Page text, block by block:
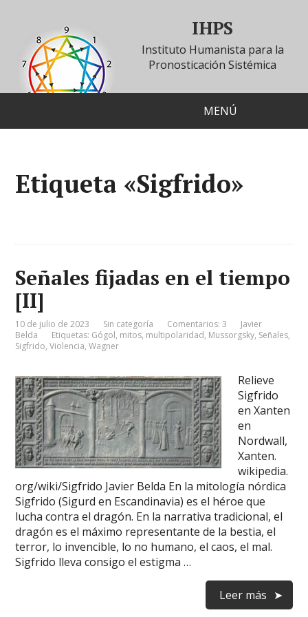
IHPS
Instituto Humanista para la
Pronosticación Sistémica
MENÚ
Etiqueta «Sigfrido»
Señales fijadas en el tiempo
[II]
10 de julio de 2023 Sin categoría Comentarios: 3
Javier
Belda
Etiquetas: Gógol, mitos, multipolaridad, Mussorgsky, Señales,
Sigfrido,Violencia,Wagner
Relieve
Sigfrido
en Xanten
en
Nordwall,
Xanten.
wikipedia.
org/wiki/Sigfrido Javier Belda En la mitología nórdica
Sigfrido (Sigurd en Escandinavia) es el héroe que
lucha contra el dragón. En la narrativa tradicional, el
dragón es el máximo representante de la bestia, el
terror, lo invencible, lo no humano, el caos, el mal.
Sigfrido lleva consigo el estigma …
Leer más